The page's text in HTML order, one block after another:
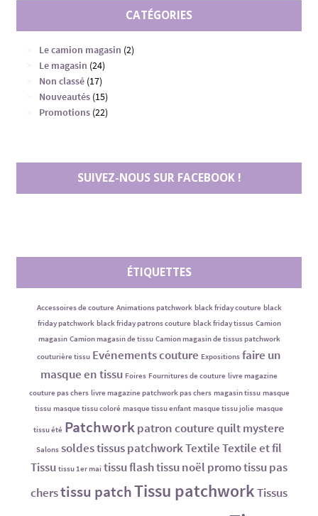
CATÉGORIES
Le camion magasin (2)
Le magasin (24)
Non classé (17)
Nouveautés (15)
Promotions (22)
SUIVEZ-NOUS SUR FACEBOOK !
ÉTIQUETTES
Accessoires de couture Animations patchwork black friday couture black
friday patchwork black friday patrons couture black friday tissus Camion
magasin Camion magasin de tissu Camion magasin de tissus patchwork
couturière tissu Evénements couture Expositions faire un
masque en tissu Foires Fournitures de couture livre magazine
couture pas chers livre magazine patchwork pas chers magasin tissu masque
tissu masque tissu coloré masque tissu enfant masque tissu jolie masque
tissu été Patchworkpatron couturequilt mystere
Salons soldes tissus patchworkTextileTextile et fil
Tissu tissu 1er mai tissu flashtissu noël promotissu pas
cherstissu patchTissu patchworkTissus